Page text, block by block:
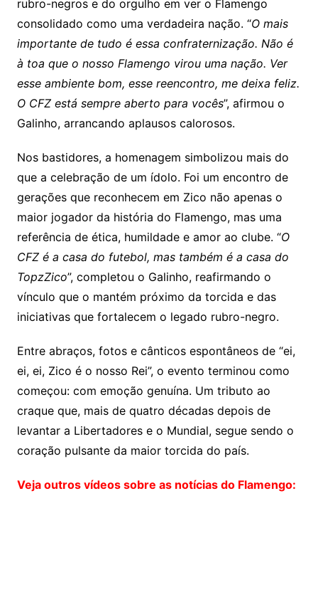
rubro-negros e do orgulho em ver o Flamengo
consolidado como uma verdadeira nação. “O mais
importante de tudo é essa confraternização. Não é
à toa que o nosso Flamengo virou uma nação. Ver
esse ambiente bom, esse reencontro, me deixa feliz.
O CFZ está sempre aberto para vocês”, afirmou o
Galinho, arrancando aplausos calorosos.
Nos bastidores, a homenagem simbolizou mais do
que a celebração de um ídolo. Foi um encontro de
gerações que reconhecem em Zico não apenas o
maior jogador da história do Flamengo, mas uma
referência de ética, humildade e amor ao clube. “O
CFZ é a casa do futebol, mas também é a casa do
TopzZico”, completou o Galinho, reafirmando o
vínculo que o mantém próximo da torcida e das
iniciativas que fortalecem o legado rubro-negro.
Entre abraços, fotos e cânticos espontâneos de “ei,
ei, ei, Zico é o nosso Rei”, o evento terminou como
começou: com emoção genuína. Um tributo ao
craque que, mais de quatro décadas depois de
levantar a Libertadores e o Mundial, segue sendo o
coração pulsante da maior torcida do país.
Veja outros vídeos sobre as notícias do Flamengo: